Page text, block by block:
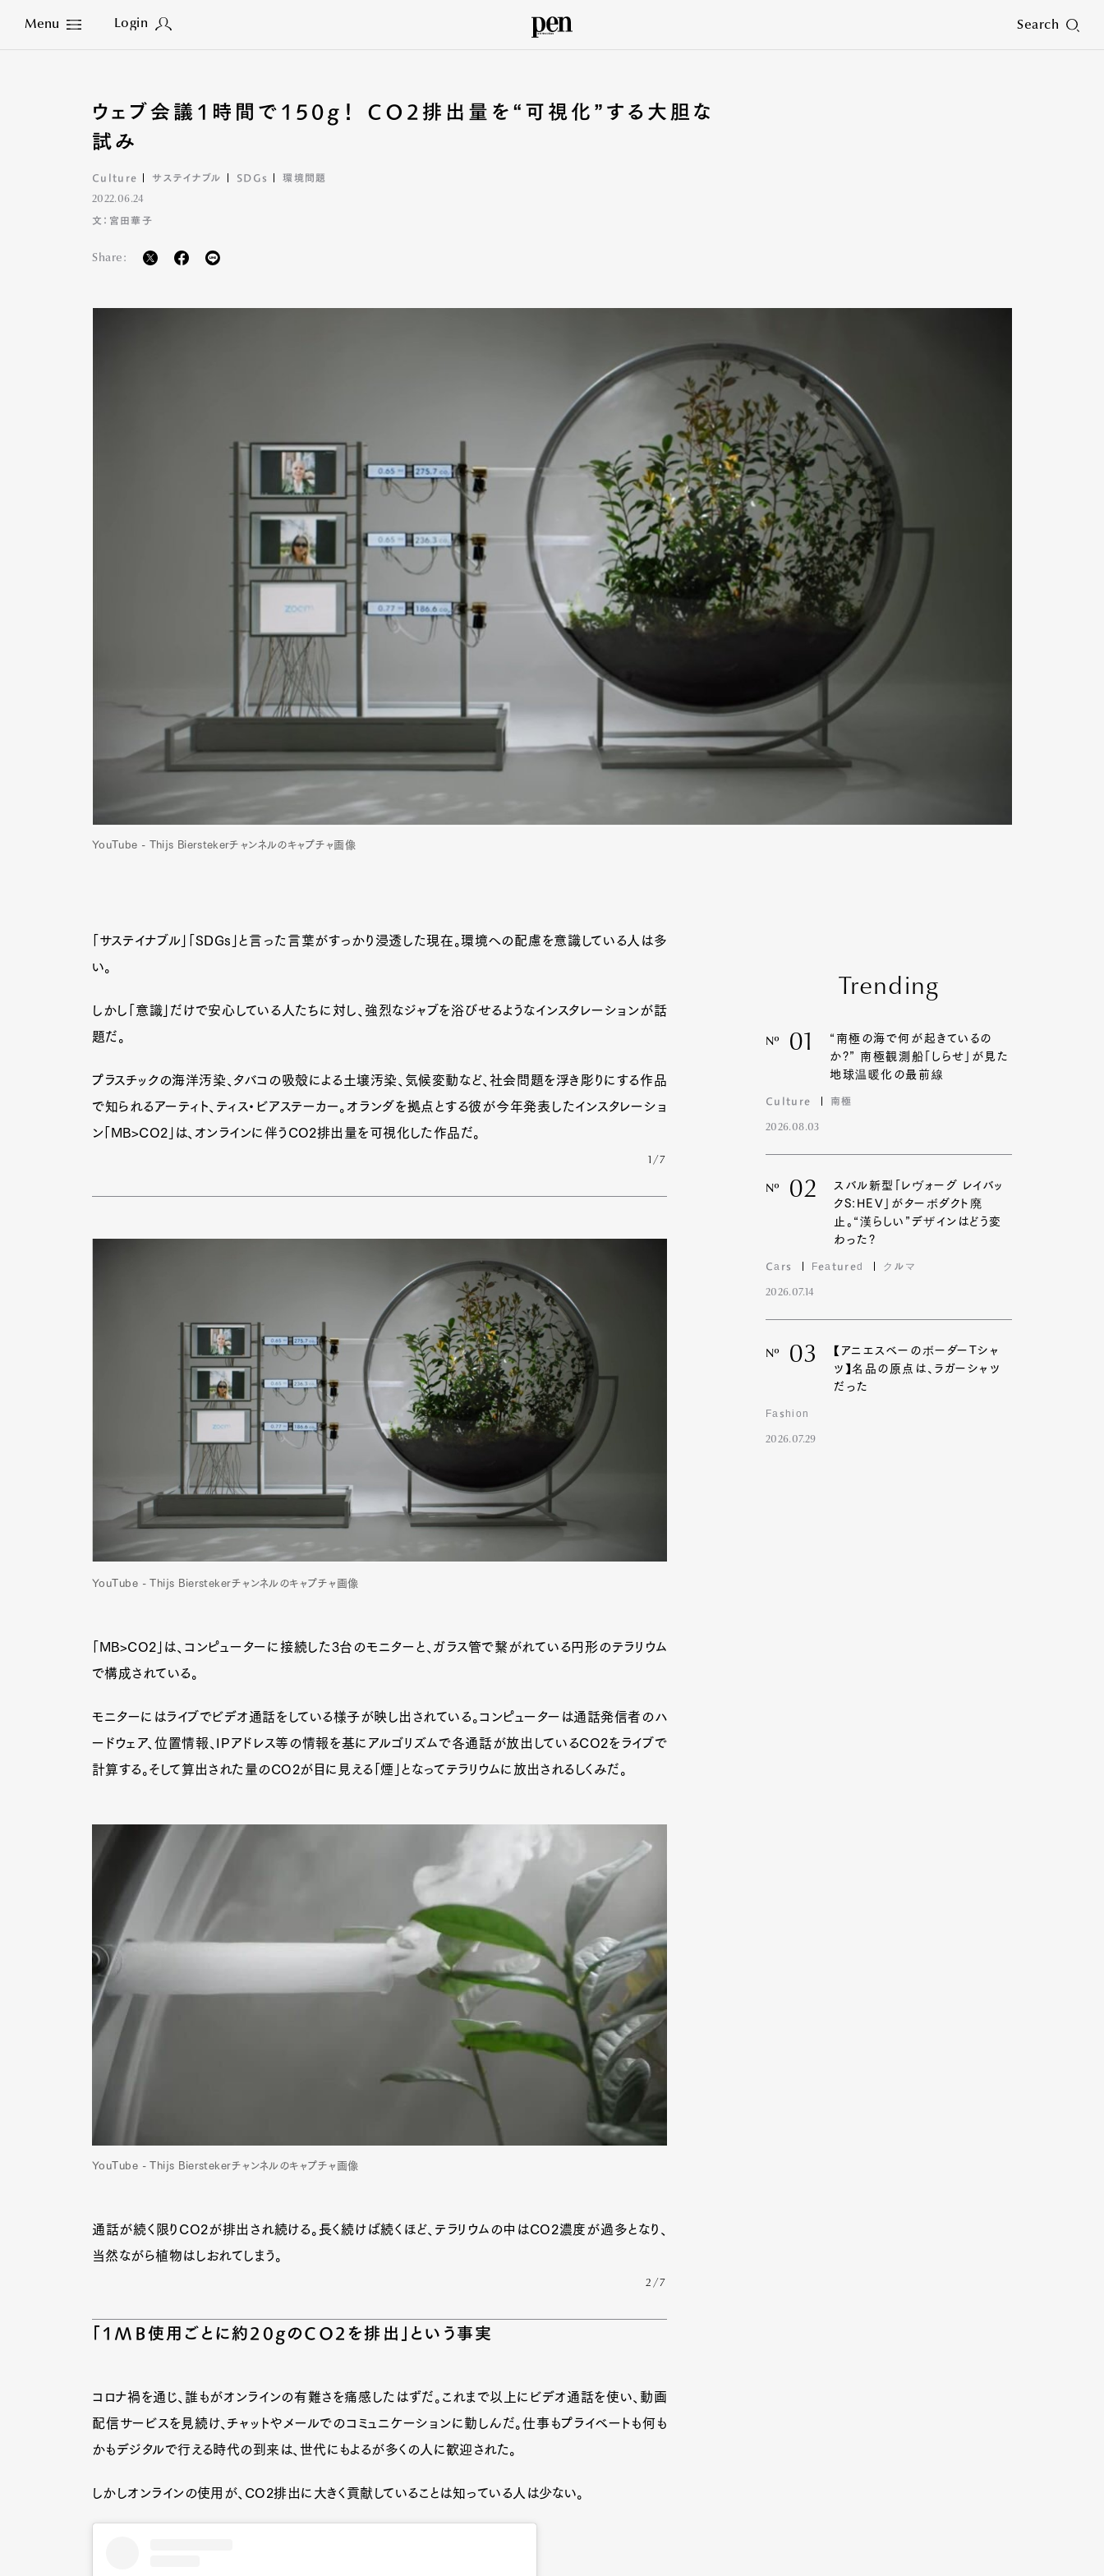
Menu Login Search
Close
Art&Design Watch
Fashion
Pen Membership Magazine Official Columnist
Pen Meet Pen international Pen tw
ウェブ会議1時間で150g！ CO2排出量を“可視化”する大胆な
試み
Culture サステイナブル SDGs 環境問題
2022.06.24
文：宮田華子
Share:
YouTube - Thijs Bierstekerチャンネルのキャプチャ画像
「サステイナブル」「SDGs」と言った言葉がすっかり浸透した現在。環境への配慮を意識している人は多
い。
しかし「意識」だけで安心している人たちに対し、強烈なジャブを浴びせるようなインスタレーションが話
題だ。
プラスチックの海洋汚染、タバコの吸殻による土壌汚染、気候変動など、社会問題を浮き彫りにする作品
で知られるアーティト、ティス・ビアステーカー。オランダを拠点とする彼が今年発表したインスタレーショ
ン「MB>CO2」は、オンラインに伴うCO2排出量を可視化した作品だ。
1/7
YouTube - Thijs Bierstekerチャンネルのキャプチャ画像
「MB>CO2」は、コンピューターに接続した3台のモニターと、ガラス管で繋がれている円形のテラリウム
で構成されている。
モニターにはライブでビデオ通話をしている様子が映し出されている。コンピューターは通話発信者のハ
ードウェア、位置情報、IPアドレス等の情報を基にアルゴリズムで各通話が放出しているCO2をライブで
計算する。そして算出された量のCO2が目に見える「煙」となってテラリウムに放出されるしくみだ。
YouTube - Thijs Bierstekerチャンネルのキャプチャ画像
通話が続く限りCO2が排出され続ける。長く続けば続くほど、テラリウムの中はCO2濃度が過多となり、
当然ながら植物はしおれてしまう。
2/7
「1MB使用ごとに約20gのCO2を排出」という事実
コロナ禍を通じ、誰もがオンラインの有難さを痛感したはずだ。これまで以上にビデオ通話を使い、動画
配信サービスを見続け、チャットやメールでのコミュニケーションに勤しんだ。仕事もプライベートも何も
かもデジタルで行える時代の到来は、世代にもよるが多くの人に歓迎された。
しかしオンラインの使用が、CO2排出に大きく貢献していることは知っている人は少ない。
Trending
Nº 01
“南極の海で何が起きているの
か?” 南極観測船「しらせ」が見た
地球温暖化の最前線
Culture 南極
2026.08.03
Nº 02
スバル新型「レヴォーグ レイバッ
クS:HEV」がターボダクト廃
止。“漢らしい”デザインはどう変
わった?
Cars Featured クルマ
2026.07.14
Nº 03
【アニエスベーのボーダーTシャ
ツ】名品の原点は、ラガーシャツ
だった
Fashion
2026.07.29